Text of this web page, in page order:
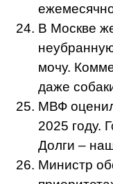
В Москве
мочу.
даже
МВФ
2025 году.
Долги –
Министр